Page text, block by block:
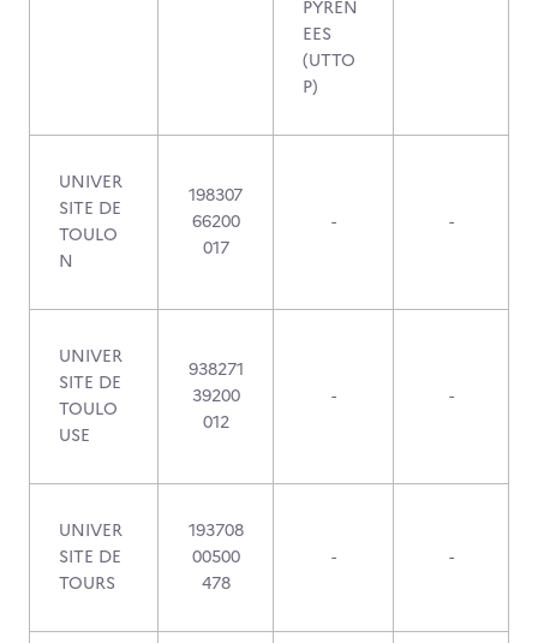
PYREN
EES
(UTTO
P)
UNIVER
SITE DE
TOULO
N
198307
66200
017
- -
UNIVER
SITE DE
TOULO
USE
938271
39200
012
- -
UNIVER
SITE DE
TOURS
193708
00500
478
- -